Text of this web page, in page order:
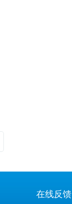
在线反馈